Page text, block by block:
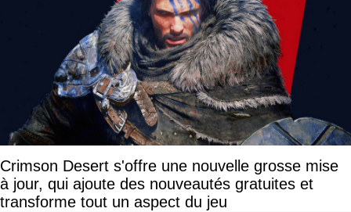
Crimson Desert s'offre une nouvelle grosse mise
à jour, qui ajoute des nouveautés gratuites et
transforme tout un aspect du jeu